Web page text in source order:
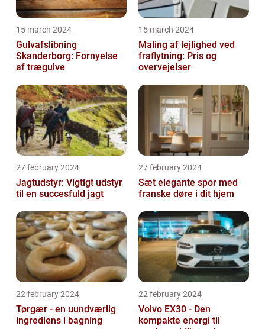
15 march 2024
Gulvafslibning
Skanderborg: Fornyelse
af trægulve
15 march 2024
Maling af lejlighed ved
fraflytning: Pris og
overvejelser
27 february 2024
Jagtudstyr: Vigtigt udstyr
til en succesfuld jagt
27 february 2024
Sæt elegante spor med
franske døre i dit hjem
22 february 2024
Tørgær - en uundværlig
ingrediens i bagning
22 february 2024
Volvo EX30 - Den
kompakte energi til